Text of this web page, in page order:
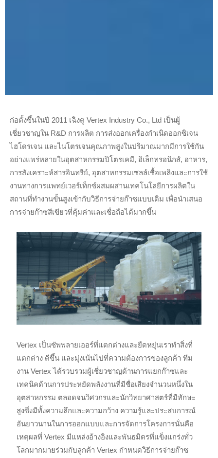
ก่อตั้งขึ้นในปี 2011 เฉิงตู Vertex Industry Co., Ltd เป็นผู้
เชี่ยวชาญใน R&D การผลิต การส่งออกเครื่องกำเนิดออกซิเจน
ไฮโดรเจน และไนโตรเจนคุณภาพสูงในปริมาณมากมีการใช้กัน
อย่างแพร่หลายในอุตสาหกรรมปิโตรเคมี, อิเล็กทรอนิกส์, อาหาร,
การสังเคราะห์สารอินทรีย์, อุตสาหกรรมเซลล์เชื้อเพลิงและการใช้
งานทางการแพทย์เวอร์เท็กซ์ผสมผสานเทคโนโลยีการผลิตใน
สถานที่ทำงานขั้นสูงเข้ากับวิธีการจ่ายก๊าซแบบเดิม เพื่อนำเสนอ
การจ่ายก๊าซสีเขียวที่คุ้มค่าและเชื่อถือได้มากขึ้น
Vertex เป็นซัพพลายเออร์ที่แตกต่างและยืดหยุ่นเราทำสิ่งที่
แตกต่าง ดีขึ้น และมุ่งเน้นไปที่ความต้องการของลูกค้า ทีม
งาน Vertex ได้รวบรวมผู้เชี่ยวชาญด้านการแยกก๊าซและ
เทคนิคด้านการประหยัดพลังงานที่มีชื่อเสียงจำนวนหนึ่งใน
อุตสาหกรรม ตลอดจนวิศวกรและนักวิทยาศาสตร์ที่มีทักษะ
สูงซึ่งมีทั้งความลึกและความกว้าง ความรู้และประสบการณ์
อันยาวนานในการออกแบบและการจัดการโครงการนั่นคือ
เหตุผลที่ Vertex มีแหล่งอ้างอิงและพันธมิตรที่แข็งแกร่งทั่ว
โลกมากมายร่วมกับลูกค้า Vertex กำหนดวิธีการจ่ายก๊าซ